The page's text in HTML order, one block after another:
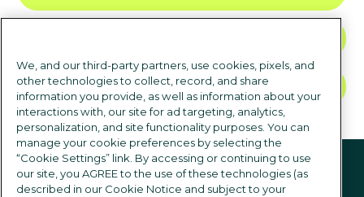
DEMANDER UNE DÉMO
suivez-nous
We, and our third-party partners, use cookies, pixels, and
other technologies to collect, record, and share
information you provide, as well as information about your
interactions with, our site for ad targeting, analytics,
personalization, and site functionality purposes. You can
manage your cookie preferences by selecting the
“Cookie Settings” link. By accessing or continuing to use
our site, you AGREE to the use of these technologies (as
described in our Cookie Notice and subject to your